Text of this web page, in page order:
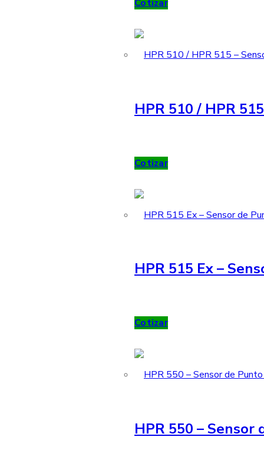
Cotizar
HPR 510 / HPR
Cotizar
HPR 515 Ex –
Cotizar
HPR 550 – Sensor